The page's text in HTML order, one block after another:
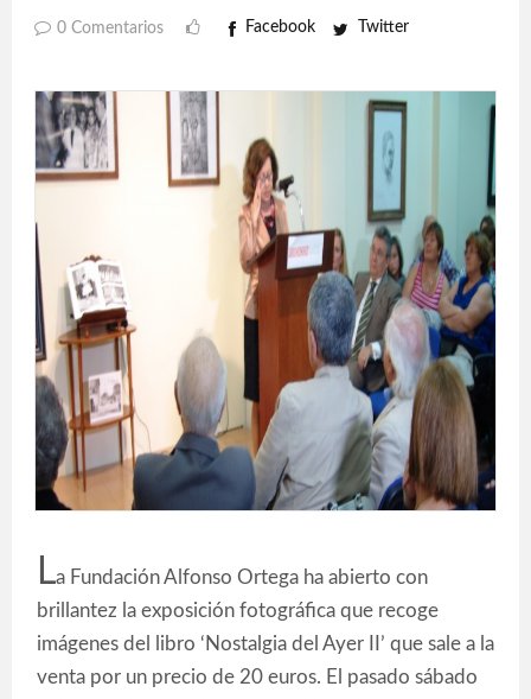
0 Comentarios Facebook Twitter
La Fundación Alfonso Ortega ha abierto con
brillantez la exposición fotográfica que recoge
imágenes del libro ‘Nostalgia del Ayer II’ que sale a la
venta por un precio de 20 euros. El pasado sábado